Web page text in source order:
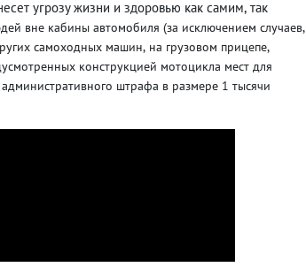
угрозу жизни и здоровью как самим, так
вне кабины автомобиля (за исключением случаев,
самоходных машин, на грузовом прицепе,
конструкцией мотоцикла мест для
административного штрафа в размере 1 тысячи